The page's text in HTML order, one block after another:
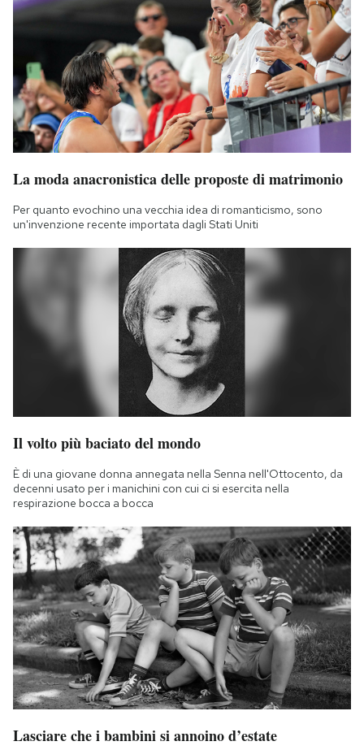
La moda anacronistica delle proposte di matrimonio
Per quanto evochino una vecchia idea di romanticismo, sono
un'invenzione recente importata dagli Stati Uniti
Il volto più baciato del mondo
È di una giovane donna annegata nella Senna nell'Ottocento, da
decenni usato per i manichini con cui ci si esercita nella
respirazione bocca a bocca
Lasciare che i bambini si annoino d’estate